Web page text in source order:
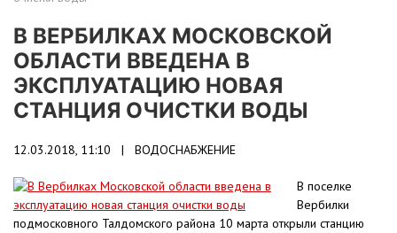
В ВЕРБИЛКАХ МОСКОВСКОЙ
ОБЛАСТИ ВВЕДЕНА В
ЭКСПЛУАТАЦИЮ НОВАЯ
СТАНЦИЯ ОЧИСТКИ ВОДЫ
12.03.2018, 11:10 | ВОДОСНАБЖЕНИЕ
В поселке
Вербилки
подмосковного Талдомского района 10 марта открыли станцию